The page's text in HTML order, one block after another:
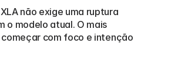
não exige uma ruptura
o modelo atual. O mais
com foco e intenção